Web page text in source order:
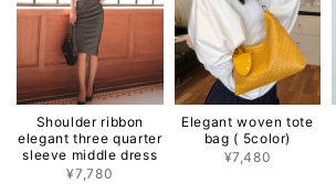
Shoulder ribbon
elegant three quarter
sleeve middle dress
¥7,780
Elegant woven tote
bag ( 5color)
¥7,480